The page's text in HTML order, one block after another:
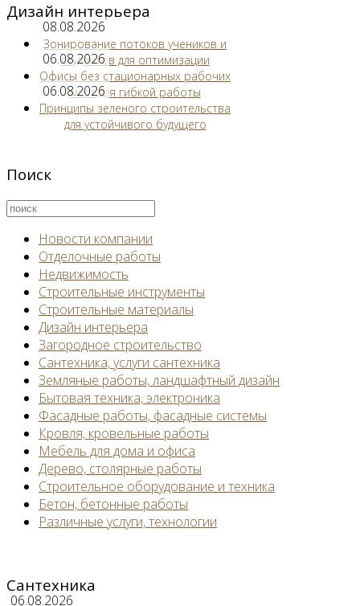
Дизайн интерьера
08.08.2026
Зонирование потоков учеников и
студентов для оптимизации
06.08.2026
Офисы без стационарных рабочих
мест для гибкой работы
06.08.2026
Принципы зеленого строительства
для устойчивого будущего
Поиск
Новости компании
Отделочные работы
Недвижимость
Строительные инструменты
Строительные материалы
Дизайн интерьера
Загородное строительство
Сантехника, услуги сантехника
Земляные работы, ландшафтный дизайн
Бытовая техника, электроника
Фасадные работы, фасадные системы
Кровля, кровельные работы
Мебель для дома и офиса
Дерево, столярные работы
Строительное оборудование и техника
Бетон, бетонные работы
Различные услуги, технологии
Сантехника
06.08.2026